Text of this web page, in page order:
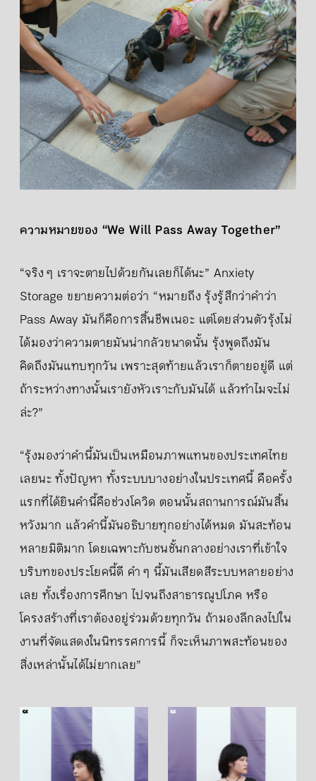
ความหมายของ “We Will Pass Away Together”
“จริง ๆ เราจะตายไปด้วยกันเลยก็ได้นะ” Anxiety
Storage ขยายความต่อว่า “หมายถึง รุ้งรู้สึกว่าคำว่า
Pass Away มันก็คือการสิ้นชีพเนอะ แต่โดยส่วนตัวรุ้งไม่
ได้มองว่าความตายมันน่ากลัวขนาดนั้น รุ้งพูดถึงมัน
คิดถึงมันแทบทุกวัน เพราะสุดท้ายแล้วเราก็ตายอยู่ดี แต่
ถ้าระหว่างทางนั้นเรายังหัวเราะกับมันได้ แล้วทำไมจะไม่
ล่ะ?”
“รุ้งมองว่าคำนี้มันเป็นเหมือนภาพแทนของประเทศไทย
เลยนะ ทั้งปัญหา ทั้งระบบบางอย่างในประเทศนี้ คือครั้ง
แรกที่ได้ยินคำนี้คือช่วงโควิด ตอนนั้นสถานการณ์มันสิ้น
หวังมาก แล้วคำนี้มันอธิบายทุกอย่างได้หมด มันสะท้อน
หลายมิติมาก โดยเฉพาะกับชนชั้นกลางอย่างเราที่เข้าใจ
บริบทของประโยคนี้ดี คำ ๆ นี้มันเสียดสีระบบหลายอย่าง
เลย ทั้งเรื่องการศึกษา ไปจนถึงสาธารณูปโภค หรือ
โครงสร้างที่เราต้องอยู่ร่วมด้วยทุกวัน ถ้ามองลึกลงไปใน
งานที่จัดแสดงในนิทรรศการนี้ ก็จะเห็นภาพสะท้อนของ
สิ่งเหล่านั้นได้ไม่ยากเลย”